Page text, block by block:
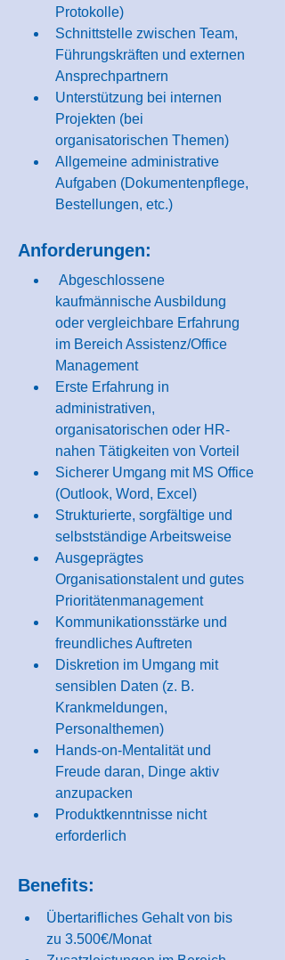
Protokolle)
Schnittstelle zwischen Team,
Führungskräften und externen
Ansprechpartnern
Unterstützung bei internen
Projekten (bei
organisatorischen Themen)
Allgemeine administrative
Aufgaben (Dokumentenpflege,
Bestellungen, etc.)
Anforderungen:
Abgeschlossene
kaufmännische Ausbildung
oder vergleichbare Erfahrung
im Bereich Assistenz/Office
Management
Erste Erfahrung in
administrativen,
organisatorischen oder HR-
nahen Tätigkeiten von Vorteil
Sicherer Umgang mit MS Office
(Outlook, Word, Excel)
Strukturierte, sorgfältige und
selbstständige Arbeitsweise
Ausgeprägtes
Organisationstalent und gutes
Prioritätenmanagement
Kommunikationsstärke und
freundliches Auftreten
Diskretion im Umgang mit
sensiblen Daten (z. B.
Krankmeldungen,
Personalthemen)
Hands-on-Mentalität und
Freude daran, Dinge aktiv
anzupacken
Produktkenntnisse nicht
erforderlich
Benefits:
Übertarifliches Gehalt von bis
zu 3.500€/Monat